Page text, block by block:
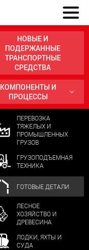
НОВЫЕ И
ПОДЕРЖАННЫЕ
ТРАНСПОРТНЫЕ
СРЕДСТВА
КОМПОНЕНТЫ И
ПРОЦЕССЫ
ПЕРЕВОЗКА
ТЯЖЕЛЫХ И
ПРОМЫШЛЕННЫХ
ГРУЗОВ
ГРУЗОПОДЪЕМНАЯ
ТЕХНИКА
ГОТОВЫЕ ДЕТАЛИ
ЛЕСНОЕ
ХОЗЯЙСТВО И
ДРЕВЕСИНА
ЛОДКИ, ЯХТЫ И
СУДА